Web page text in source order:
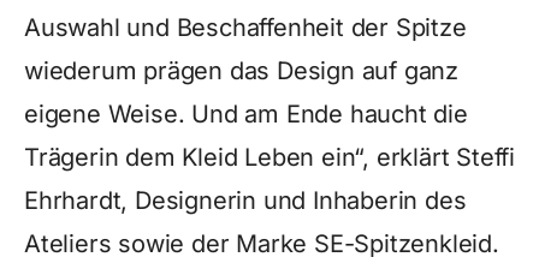
Auswahl und Beschaffenheit der Spitze
wiederum prägen das Design auf ganz
eigene Weise. Und am Ende haucht die
Trägerin dem Kleid Leben ein“, erklärt Steffi
Ehrhardt, Designerin und Inhaberin des
Ateliers sowie der Marke SE-Spitzenkleid.